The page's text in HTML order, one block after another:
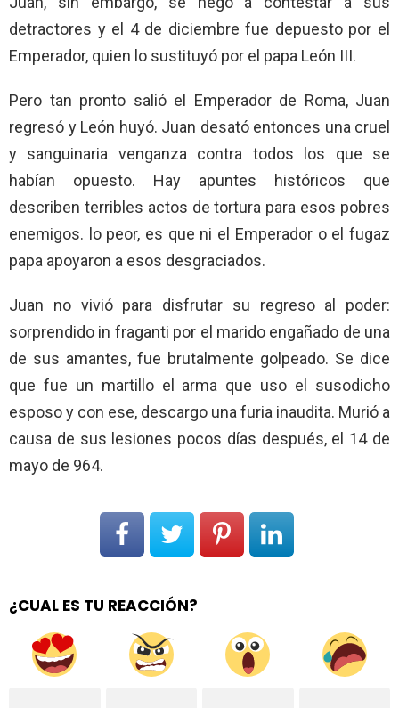
detractores y el 4 de diciembre fue depuesto por el
Emperador, quien lo sustituyó por el papa León III.
Pero tan pronto salió el Emperador de Roma, Juan
regresó y León huyó. Juan desató entonces una cruel
y sanguinaria venganza contra todos los que se
habían opuesto. Hay apuntes históricos que
describen terribles actos de tortura para esos pobres
enemigos. lo peor, es que ni el Emperador o el fugaz
papa apoyaron a esos desgraciados.
Juan no vivió para disfrutar su regreso al poder:
sorprendido in fraganti por el marido engañado de una
de sus amantes, fue brutalmente golpeado. Se dice
que fue un martillo el arma que uso el susodicho
esposo y con ese, descargo una furia inaudita. Murió a
causa de sus lesiones pocos días después, el 14 de
mayo de 964.
¿CUAL ES TU REACCIÓN?